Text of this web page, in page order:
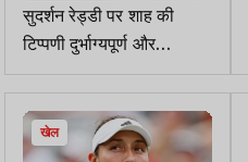
सुदर्शन रेड्डी पर शाह की
टिप्पणी दुर्भाग्यपूर्ण और
पूर्वाग्रही, रिटायर्ड जजों ने
जताई नाराजगी
खेल